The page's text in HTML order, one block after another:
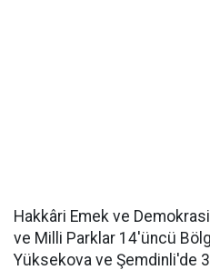
Hakkâri Emek ve
ve Milli Parklar 14'üncü
Yüksekova ve Şemdinli'de